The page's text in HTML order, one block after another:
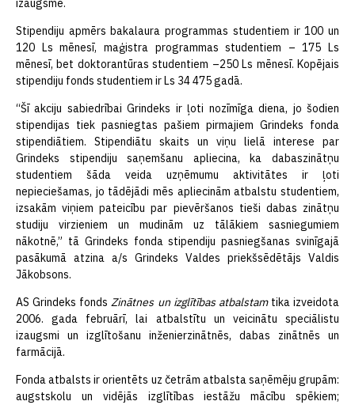
izaugsmē.
Stipendiju apmērs bakalaura programmas studentiem ir 100 un
120 Ls mēnesī, maģistra programmas studentiem – 175 Ls
mēnesī, bet doktorantūras studentiem –250 Ls mēnesī. Kopējais
stipendiju fonds studentiem ir Ls 34 475 gadā.
“Šī akciju sabiedrībai Grindeks ir ļoti nozīmīga diena, jo šodien
stipendijas tiek pasniegtas pašiem pirmajiem Grindeks fonda
stipendiātiem. Stipendiātu skaits un viņu lielā interese par
Grindeks stipendiju saņemšanu apliecina, ka dabaszinātņu
studentiem šāda veida uzņēmumu aktivitātes ir ļoti
nepieciešamas, jo tādējādi mēs apliecinām atbalstu studentiem,
izsakām viņiem pateicību par pievēršanos tieši dabas zinātņu
studiju virzieniem un mudinām uz tālākiem sasniegumiem
nākotnē,” tā Grindeks fonda stipendiju pasniegšanas svinīgajā
pasākumā atzina a/s Grindeks Valdes priekšsēdētājs Valdis
Jākobsons.
AS Grindeks fondsZinātnes un izglītības atbalstam tika izveidota
2006. gada februārī, lai atbalstītu un veicinātu speciālistu
izaugsmi un izglītošanu inženierzinātnēs, dabas zinātnēs un
farmācijā.
Fonda atbalsts ir orientēts uz četrām atbalsta saņēmēju grupām:
augstskolu un vidējās izglītības iestāžu mācību spēkiem;